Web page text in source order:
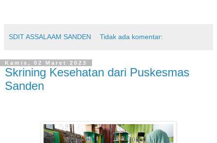
SDIT ASSALAAM SANDEN Tidak ada komentar:
Kamis, 02 Maret 2023
Skrining Kesehatan dari Puskesmas
Sanden